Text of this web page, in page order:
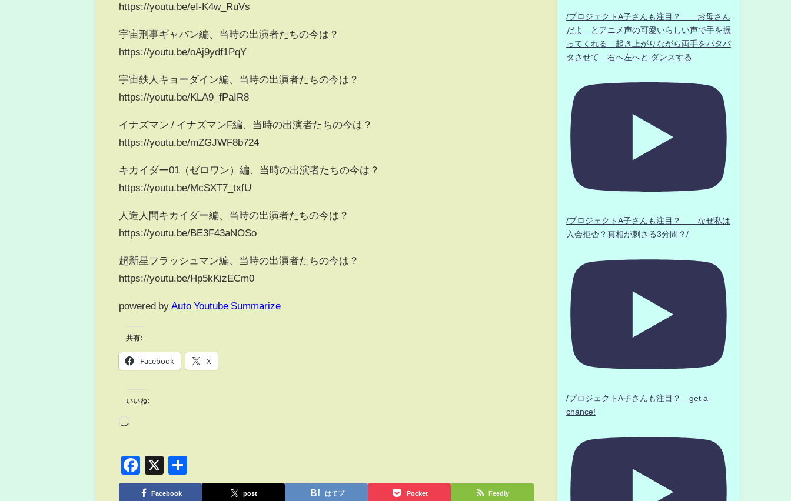
https://youtu.be/eI-K4w_RuVs
宇宙刑事ギャバン編、当時の出演者たちの今は？
https://youtu.be/oAj9ydf1PqY
宇宙鉄人キョーダイン編、当時の出演者たちの今は？
https://youtu.be/KLA9_fPaIR8
イナズマン / イナズマンF編、当時の出演者たちの今は？
https://youtu.be/mZGJWF8b724
キカイダー01（ゼロワン）編、当時の出演者たちの今は？
https://youtu.be/McSXT7_txfU
人造人間キカイダー編、当時の出演者たちの今は？
https://youtu.be/BE3F43aNOSo
超新星フラッシュマン編、当時の出演者たちの今は？
https://youtu.be/Hp5kKizECm0
powered by Auto Youtube Summarize
共有:
Facebook X
いいね:
Facebook
X
有
Facebook post はてブ Pocket Feedly
/プロジェクトA子さんも注目？ お母さん
だよ とアニメ声の可愛いらしい声で手を振
ってくれる 起き上がりながら両手をパタパ
タさせて 右へ左へと ダンスする
/プロジェクトA子さんも注目？ なぜ私は
入会拒否？真相が刺さる3分間？/
/プロジェクトA子さんも注目？ get a
chance!